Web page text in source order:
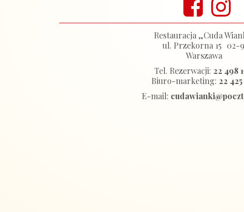
Przycisk
Przycisk
Restauracja „Cuda
ul. Przekorna 15 02-
Warszawa
Tel. Rezerwacji: 22 498
Biuro-marketing: 22 425
E-mail: